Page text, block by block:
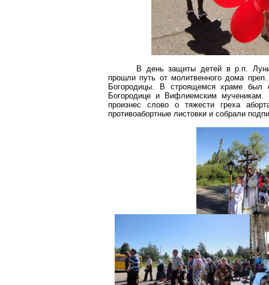
В день защиты детей в р.п.
прошли путь от молитвенного дома
Богородицы. В строящемся храме был
Богородице и
Вифлиемским мученикам.
произнес слово о тяжести греха
противоабортные листовки и собрали